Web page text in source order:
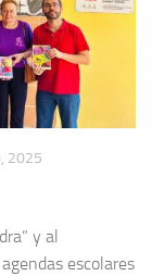
2025
y al
escolares